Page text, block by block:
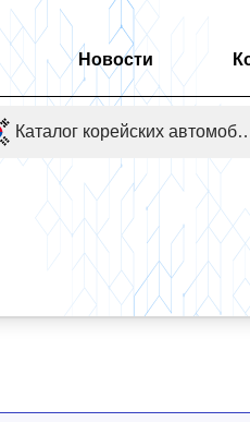
Новости
Каталог корейских